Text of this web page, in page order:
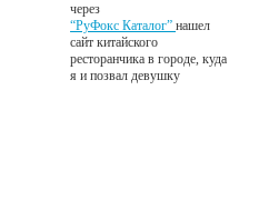
через
“РуФокс Каталог”нашел
сайт китайского
ресторанчика в городе, куда
я и позвал девушку